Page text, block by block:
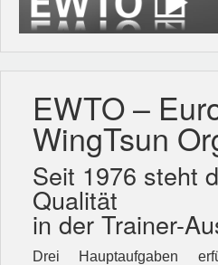
Kids-WingTsun
ChiKung
WT als Beruf
Team
Galerie
Kontakt
Unterricht
EWTO –
WingTsun
Seit 1976 steht
Qualität
in der Trainer-
Drei Hauptaufgaben